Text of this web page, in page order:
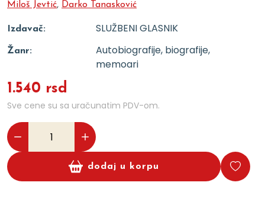
Miloš Jevtić, Darko Tanasković
Izdavač: SLUŽBENI GLASNIK
Žanr:
Autobiografije, biografije,
memoari
1.540 rsd
Sve cene su sa uračunatim PDV-om.
dodaj u korpu